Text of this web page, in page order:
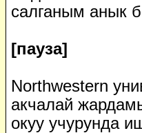
салганым анык
[пауза]
Northwestern
акчалай
окуу учурунда